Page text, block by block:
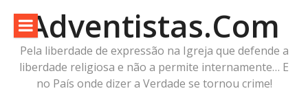
para
conteúdo
Adventistas.Com
Pela liberdade de expressão na Igreja que defende a
liberdade religiosa e não a permite internamente… E
no País onde dizer a Verdade se tornou crime!